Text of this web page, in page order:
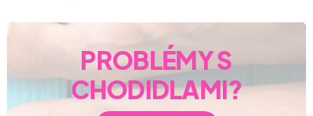
PROBLÉMY S
CHODIDLAMI?